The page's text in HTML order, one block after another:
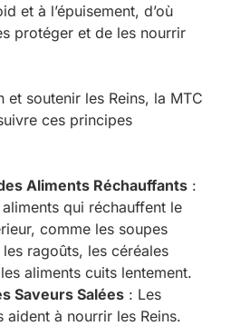
et à l’épuisement, d’où
protéger et de les nourrir
et soutenir les Reins, la MTC
ces principes
Aliments Réchauffants :
qui réchauffent le
comme les soupes
ragoûts, les céréales
aliments cuits lentement.
Saveurs Salées : Les
aident à nourrir les Reins.